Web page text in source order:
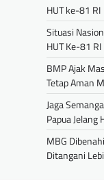
HUT ke-81 RI
Situasi
HUT Ke-81 RI
BMP Ajak
Tetap Aman
Jaga
Papua Jelang
MBG
Ditangani